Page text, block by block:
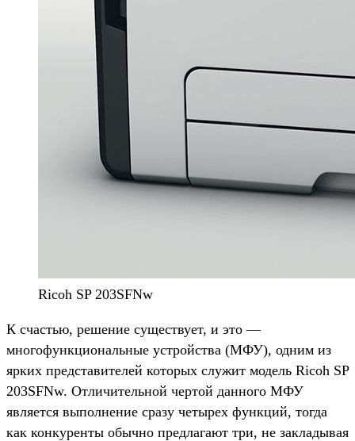
Ricoh SP 203SFNw
К счастью, решение существует, и это —
многофункциональные устройства (МФУ), одним из
ярких представителей которых служит модель Ricoh SP
203SFNw. Отличительной чертой данного МФУ
является выполнение сразу четырех функций, тогда
как конкуренты обычно предлагают три, не закладывая